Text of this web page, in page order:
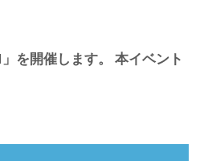
を開催します。 本イベント